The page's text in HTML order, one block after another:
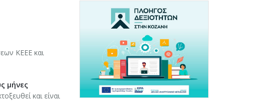
ΚΕΕΕ και
μήνες
και είναι